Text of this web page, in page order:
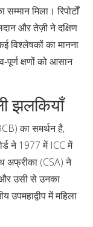
मिला। रिपोर्टों
और तेज़ी ने दक्षिण
विश्लेषकों का मानना
क्षणों को आसान
झलकियाँ
का समर्थन है,
ने 1977 में ICC में
अफ्रीका (CSA)ने
और उसी से उनका
उपमहाद्वीप में महिला